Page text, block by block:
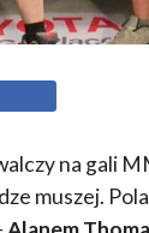
na gali
muszej.